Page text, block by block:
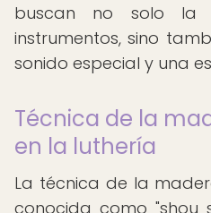
buscan no solo la
instrumentos, sino
sonido especial y una
Técnica de la
en la luthería
La técnica de la
conocida como "shou